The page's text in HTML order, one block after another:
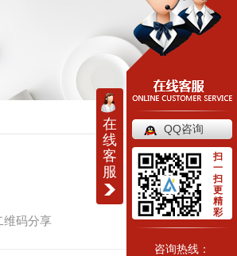
返回
维码分享
在
线
客
服
QQ咨询
扫
一
扫
更
精
彩
咨询热线：